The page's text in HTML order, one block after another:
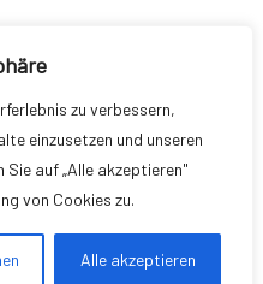
zu verbessern,
einzusetzen und unseren
Sie auf „Alle akzeptieren"
von Cookies zu.
Alle akzeptieren
diesem Browser für meinen